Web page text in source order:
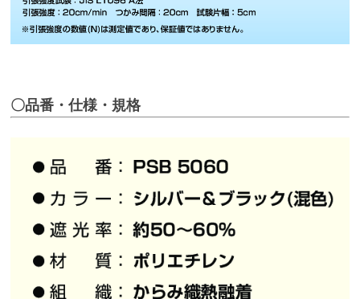
〇品番・仕様・規格